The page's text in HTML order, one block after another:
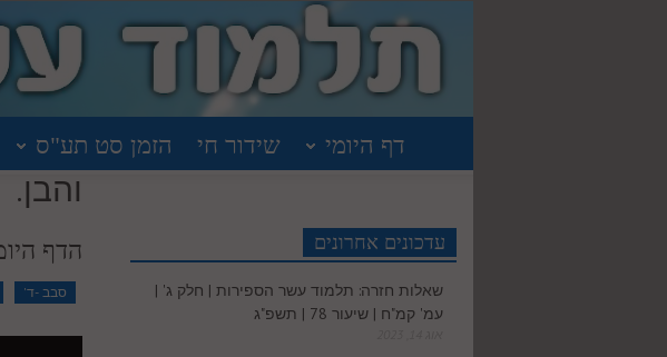
דף היומי שידור חי הזמן סט תע"ס
והבן.
הדף
סבב -ד'
עדכונים אחרונים
שאלות חזרה: תלמוד עשר הספירות | חלק ג' |
עמ' קמ"ח | שיעור 78 | תשפ"ג